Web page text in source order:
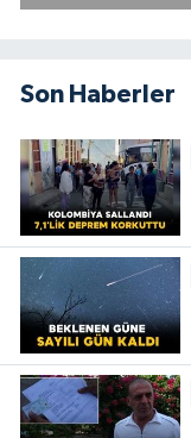
Son Haberler